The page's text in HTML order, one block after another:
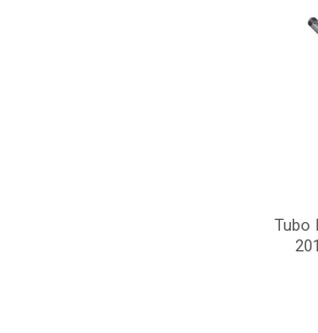
Tubo